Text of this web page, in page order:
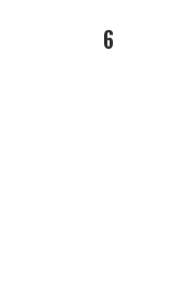
6